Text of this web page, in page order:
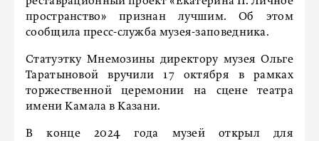
пространство» признан лучшим. Об этом
сообщила пресс-служба музея-заповедника.
Статуэтку Мнемозины директору музея Ольге
Таратыновой вручили 17 октября в рамках
торжественной церемонии на сцене театра
имени Камала в Казани.
В конце 2024 года музей открыл для